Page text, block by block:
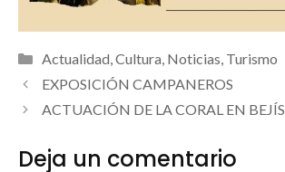
Categorías
Actualidad,Cultura, Noticias, Turismo
EXPOSICIÓN CAMPANEROS
ACTUACIÓN DE LA CORAL EN BEJÍS
Deja un comentario